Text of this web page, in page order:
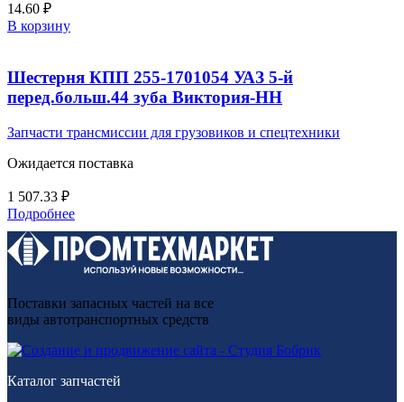
14.60 ₽
В корзину
Шестерня КПП 255-1701054 УАЗ 5-й
перед.больш.44 зуба Виктория-НН
Запчасти трансмиссии для грузовиков и спецтехники
Ожидается поставка
1 507.33 ₽
Подробнее
Поставки запасных частей на все
виды автотранспортных средств
Каталог запчастей